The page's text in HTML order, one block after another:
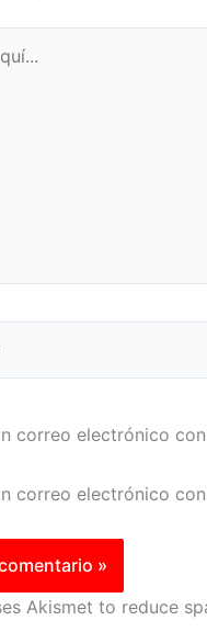
correo electrónico
correo electrónico
Akismet to reduce